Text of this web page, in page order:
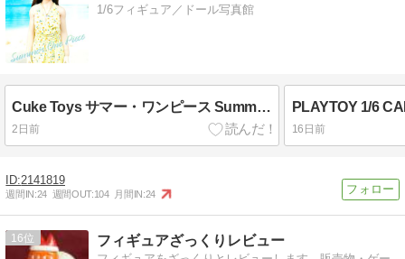
1/6フィギュア／ドール写真館
Cuke Toys サマー・ワンピース Summer One Piece
2日前 16日前
2141819
週間IN:24 週間OUT:104 月間IN:24
16 フィギュアざっくりレビュー